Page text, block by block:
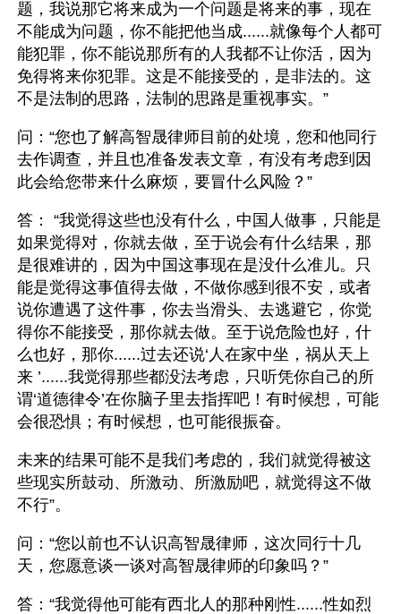
题，我说那它将来成为一个问题是将来的事，现在
不能成为问题，你不能把他当成......就像每个人都可
能犯罪，你不能说那所有的人我都不让你活，因为
免得将来你犯罪。这是不能接受的，是非法的。这
不是法制的思路，法制的思路是重视事实。”
问：“您也了解高智晟律师目前的处境，您和他同行
去作调查，并且也准备发表文章，有没有考虑到因
此会给您带来什么麻烦，要冒什么风险？”
答： “我觉得这些也没有什么，中国人做事，只能是
如果觉得对，你就去做，至于说会有什么结果，那
是很难讲的，因为中国这事现在是没什么准儿。只
能是觉得这事值得去做，不做你感到很不安，或者
说你遭遇了这件事，你去当滑头、去逃避它，你觉
得你不能接受，那你就去做。至于说危险也好，什
么也好，那你......过去还说‘人在家中坐，祸从天上
来 ’......我觉得那些都没法考虑，只听凭你自己的所
谓‘道德律令’在你脑子里去指挥吧！有时候想，可能
会很恐惧；有时候想，也可能很振奋。
未来的结果可能不是我们考虑的，我们就觉得被这
些现实所鼓动、所激动、所激励吧，就觉得这不做
不行”。
问：“您以前也不认识高智晟律师，这次同行十几
天，您愿意谈一谈对高智晟律师的印象吗？”
答：“我觉得他可能有西北人的那种刚性......性如烈